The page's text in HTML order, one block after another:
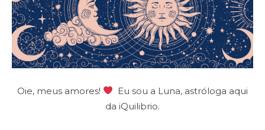
Oie, meus amores!
Eu sou a Luna, astróloga aqui
da iQuilibrio.